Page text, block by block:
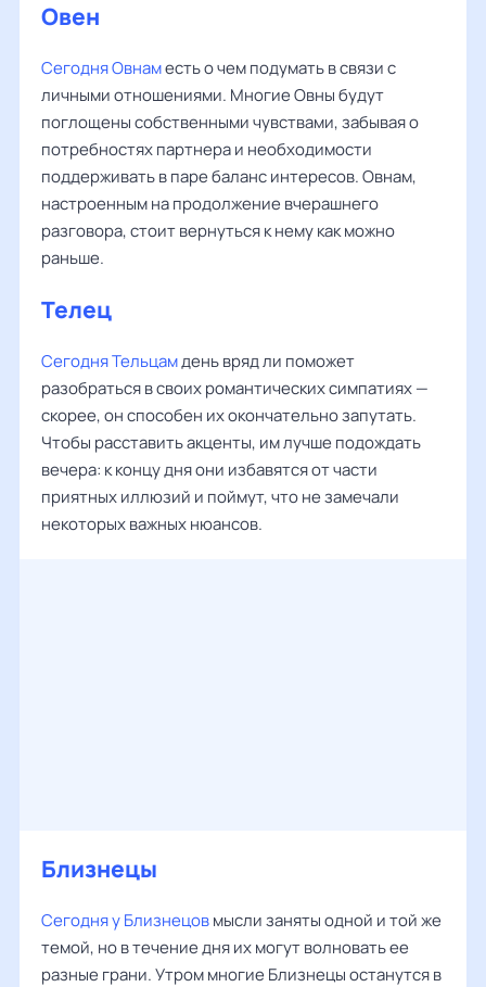
Овен
Сегодня Овнаместь о чем подумать в связи с
личными отношениями. Многие Овны будут
поглощены собственными чувствами, забывая о
потребностях партнера и необходимости
поддерживать в паре баланс интересов. Овнам,
настроенным на продолжение вчерашнего
разговора, стоит вернуться к нему как можно
раньше.
Телец
Сегодня Тельцамдень вряд ли поможет
разобраться в своих романтических симпатиях —
скорее, он способен их окончательно запутать.
Чтобы расставить акценты, им лучше подождать
вечера: к концу дня они избавятся от части
приятных иллюзий и поймут, что не замечали
некоторых важных нюансов.
Близнецы
Сегодня у Близнецовмысли заняты одной и той же
темой, но в течение дня их могут волновать ее
разные грани. Утром многие Близнецы останутся в